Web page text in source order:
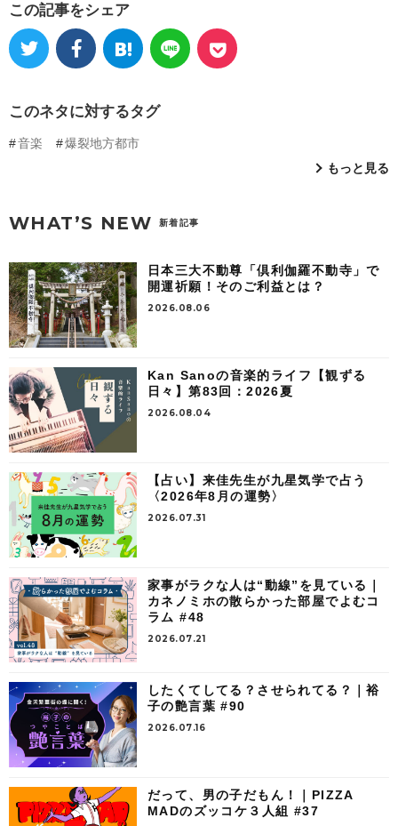
この記事をシェア
このネタに対するタグ
音楽
爆裂地方都市
もっと見る
WHAT’S NEW 新着記事
日本三大不動尊「倶利伽羅不動寺」で
開運祈願！そのご利益とは？
2026.08.06
Kan Sanoの音楽的ライフ【観ずる
日々】第83回：2026夏
2026.08.04
【占い】来佳先生が九星気学で占う
〈2026年8月の運勢〉
2026.07.31
家事がラクな人は“動線”を見ている｜
カネノミホの散らかった部屋でよむコ
ラム #48
2026.07.21
したくてしてる？させられてる？｜裕
子の艶言葉 #90
2026.07.16
だって、男の子だもん！｜PIZZA
MADのズッコケ３人組 #37